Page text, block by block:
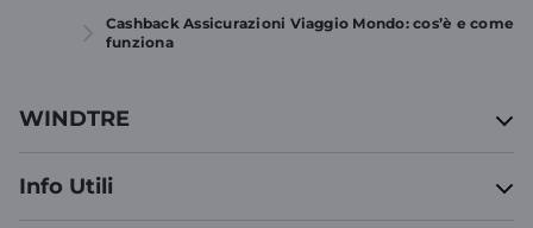
Cashback Assicurazioni Viaggio Mondo: cos’è e come
funziona
WINDTRE
Info Utili